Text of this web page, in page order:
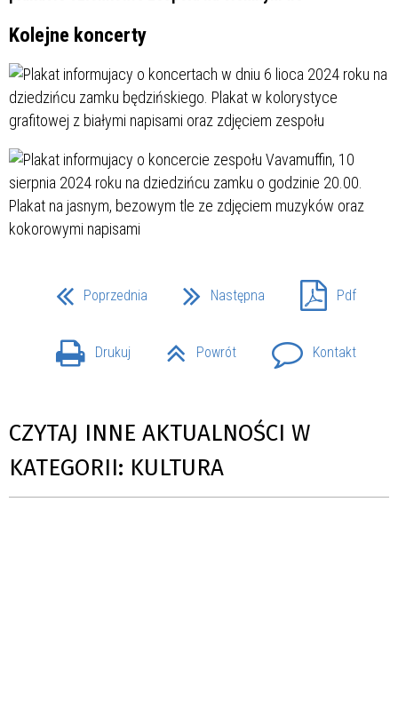
Kolejne koncerty
Poprzednia Następna Pdf
Drukuj Powrót Kontakt
CZYTAJ INNE AKTUALNOŚCI W
KATEGORII: KULTURA